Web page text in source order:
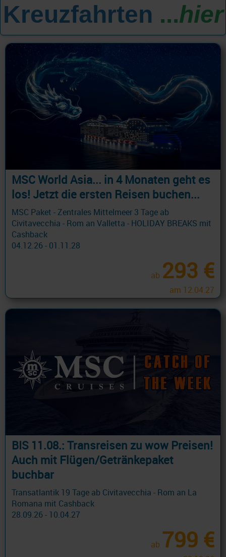
Kreuzfahrten ...hier
MSC World Asia... in 4 Monaten geht es
los! Jetzt die ersten Reisen buchen...
MSC Paket - Zentrales Mittelmeer 3 Tage ab
Civitavecchia - Rom an Valletta - HOLIDAY BREAKS mit
Cashback
04.12.26 - 01.11.28
ab 293 €
am 12.04.27
BIS 11.08.: Transreisen zu wow Preisen!
Auch mit Flügen/Getränkepaket
buchbar
Transatlantik 19 Tage ab Civitavecchia - Rom an La
Romana mit Cashback
28.09.26 - 10.04.27
ab 799 €